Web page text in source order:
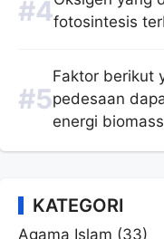
fotosintesis
Faktor berikut
pedesaan
energi
KATEGORI
Agama Islam (33)